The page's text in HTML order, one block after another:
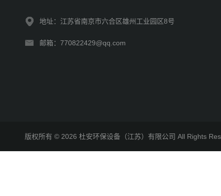
地址：江苏省南京市六合区雄州工业园区8号
邮箱：770822429@qq.com
版权所有 © 2026 杜安环保设备（江苏）有限公司 All Rights